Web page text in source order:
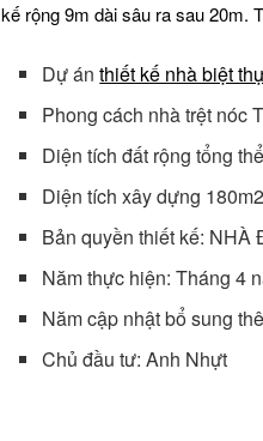
kế rộng 9m dài sâu ra sau 20m.
Dự ánthiết kế nhà biệt
Phong cách nhà trệt nóc
Diện tích đất rộng tổng
Diện tích xây dựng 180m2
Bản quyền thiết kế: NHÀ
Năm thực hiện: Tháng 4
Năm cập nhật bổ sung
Chủ đầu tư: Anh Nhựt